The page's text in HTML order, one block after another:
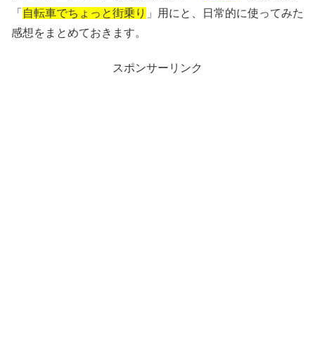
「 自転車でちょっと街乗り 」用にと、日常的に使ってみた
感想をまとめておきます。
スポンサーリンク